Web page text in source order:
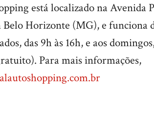
está localizado na Avenida
Belo Horizonte (MG), e funciona
das 9h às 16h, e aos
Para mais informações,